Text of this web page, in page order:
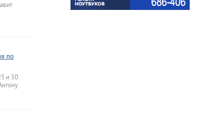
по
и 30